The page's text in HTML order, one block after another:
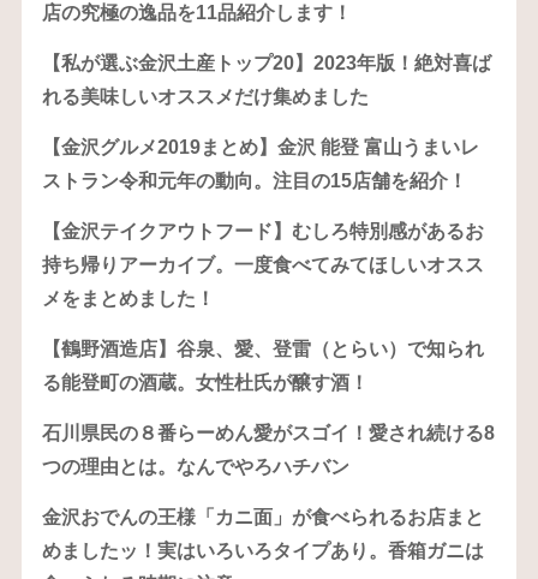
店の究極の逸品を11品紹介します！
【私が選ぶ金沢土産トップ20】2023年版！絶対喜ば
れる美味しいオススメだけ集めました
【金沢グルメ2019まとめ】金沢 能登 富山うまいレ
ストラン令和元年の動向。注目の15店舗を紹介！
【金沢テイクアウトフード】むしろ特別感があるお
持ち帰りアーカイブ。一度食べてみてほしいオスス
メをまとめました！
【鶴野酒造店】谷泉、愛、登雷（とらい）で知られ
る能登町の酒蔵。女性杜氏が醸す酒！
石川県民の８番らーめん愛がスゴイ！愛され続ける8
つの理由とは。なんでやろハチバン
金沢おでんの王様「カニ面」が食べられるお店まと
めましたッ！実はいろいろタイプあり。香箱ガニは